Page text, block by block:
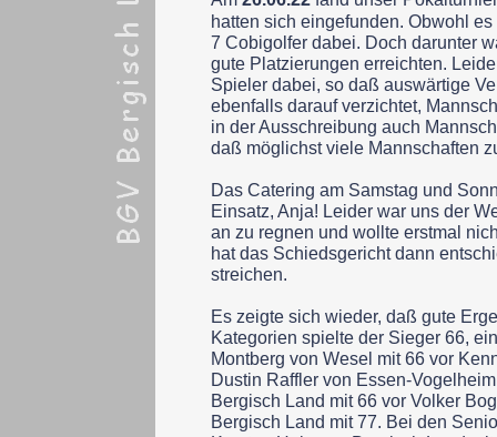
hatten sich eingefunden. Obwohl
7 Cobigolfer dabei. Doch darunter
gute Platzierungen erreichten.
Spieler dabei, so daß auswärtige
ebenfalls darauf verzichtet,
in der Ausschreibung auch
daß möglichst viele Mannschaften
Das Catering am Samstag und
Einsatz, Anja! Leider war uns der
an zu regnen und wollte erstmal
hat das Schiedsgericht dann
streichen.
Es zeigte sich wieder, daß gute
Kategorien spielte der Sieger 66,
Montberg von Wesel mit 66 vor
Dustin Raffler von Essen-
Bergisch Land mit 66 vor Volker
Bergisch Land mit 77. Bei den